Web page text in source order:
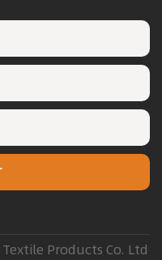
Products Co. Ltd